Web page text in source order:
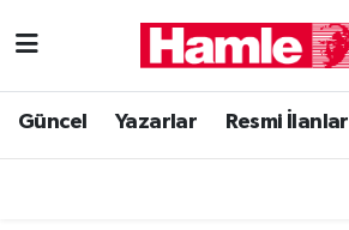
Güncel Yazarlar Resmi İlanlar
Güncel
Muğla Nöbetçi Eczaneler